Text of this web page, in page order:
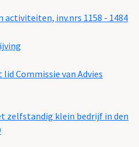
inv.nrs 1158 - 1484
Commissie van Advies
zelfstandig klein bedrijf in den